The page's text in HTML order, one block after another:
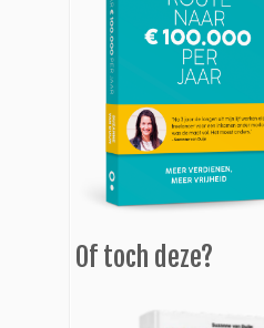
Of toch deze?